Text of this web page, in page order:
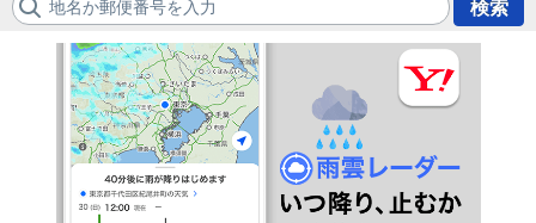
地名か郵便番号を入力 検索